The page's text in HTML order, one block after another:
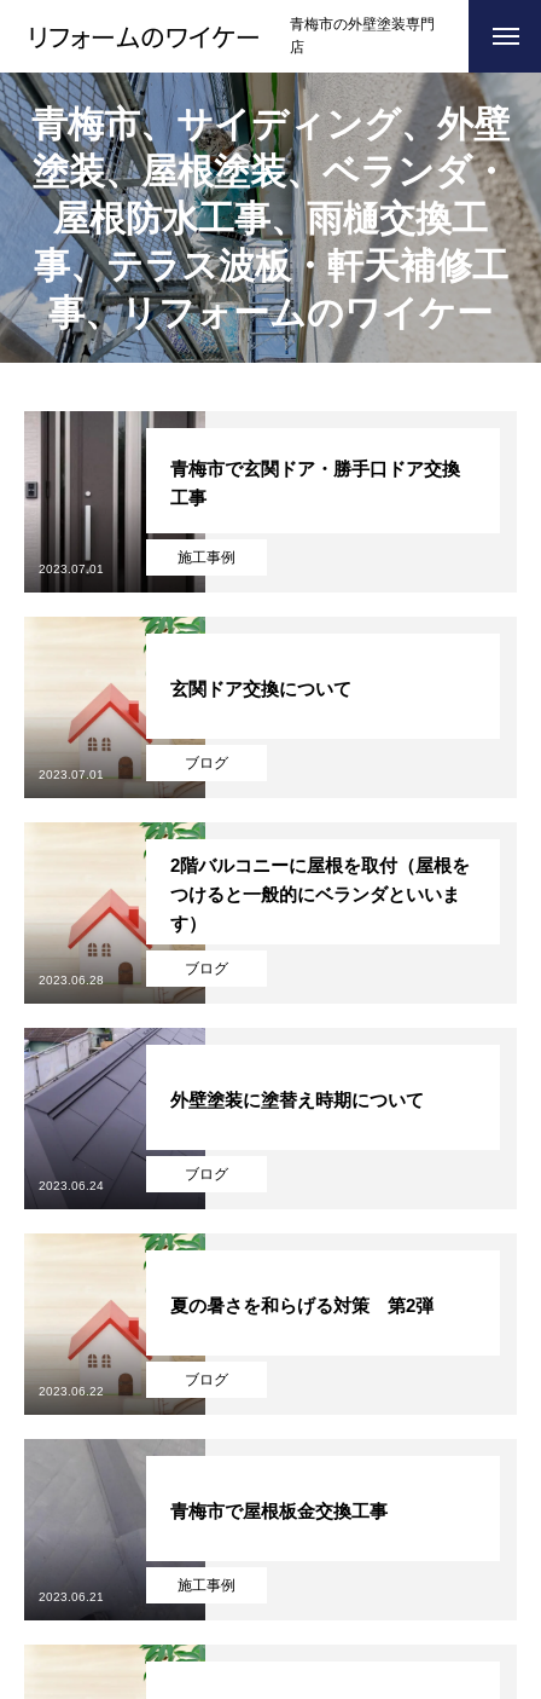
青梅市の外壁塗装専門
店
ホーム HOME
浴槽塗装
３つのこだわり CONCEPT
施工事例 RESULTS
お問い合わせからの流れ
BLOG
会社案内
協力下請け業者募集
浴槽塗装 ３つのこだわり 施工事例
青梅市、サイディング、外壁
塗装、屋根塗装、ベランダ・
屋根防水工事、雨樋交換工
事、テラス波板・軒天補修工
事、リフォームのワイケー
施工事例
青梅市で玄関ドア・勝手口ドア交換
工事
2023.07.01
ブログ
玄関ドア交換について
2023.07.01
ブログ
2階バルコニーに屋根を取付（屋根を
つけると一般的にベランダといいま
す）
2023.06.28
ブログ
外壁塗装に塗替え時期について
2023.06.24
ブログ
夏の暑さを和らげる対策 第2弾
2023.06.22
施工事例
青梅市で屋根板金交換工事
2023.06.21